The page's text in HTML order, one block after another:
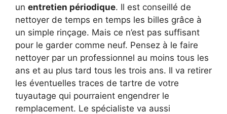
un entretien périodique. Il est conseillé de
nettoyer de temps en temps les billes grâce à
un simple rinçage. Mais ce n’est pas suffisant
pour le garder comme neuf. Pensez à le faire
nettoyer par un professionnel au moins tous les
ans et au plus tard tous les trois ans. Il va retirer
les éventuelles traces de tartre de votre
tuyautage qui pourraient engendrer le
remplacement. Le spécialiste va aussi